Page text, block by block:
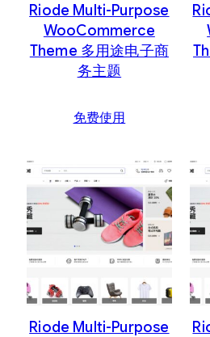
Riode Multi-Purpose
WooCommerce
Theme 多用途电子商
务主题
免费使用
Riode Multi-Purpose